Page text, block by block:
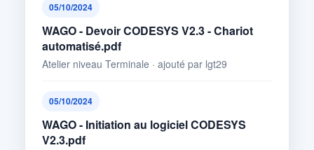
05/10/2024
WAGO - Devoir CODESYS V2.3 - Chariot
automatisé.pdf
Atelier niveau Terminale · ajouté par lgt29
05/10/2024
WAGO - Initiation au logiciel CODESYS
V2.3.pdf